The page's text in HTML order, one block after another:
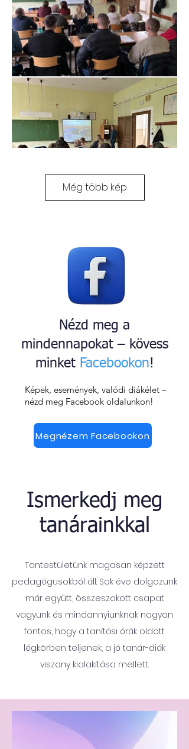
Még több kép
Nézd meg a
mindennapokat – kövess
minket Facebookon!
Képek, események, valódi diákélet –
nézd meg Facebook oldalunkon!
Megnézem Facebookon
Ismerkedj meg
tanárainkkal
Tantestületünk magasan képzett
pedagógusokból áll. Sok éve dolgozunk
már együtt, összeszokott csapat
vagyunk és mindannyiunknak nagyon
fontos, hogy a tanítási órák oldott
légkörben teljenek, a jó tanár-diák
viszony kialakítása mellett.